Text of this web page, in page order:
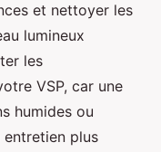
et nettoyer les
lumineux
les
VSP, car une
humides ou
entretien plus